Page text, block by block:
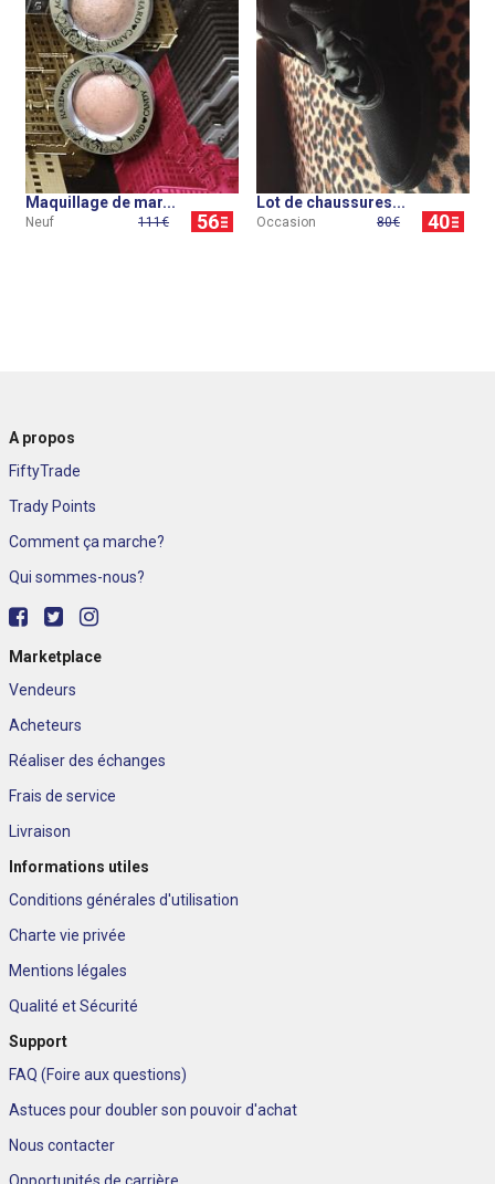
Maquillage de mar...
56
Neuf 111€
Lot de chaussures...
40
Occasion 80€
A propos
FiftyTrade
Trady Points
Comment ça marche?
Qui sommes-nous?
Marketplace
Vendeurs
Acheteurs
Réaliser des échanges
Frais de service
Livraison
Informations utiles
Conditions générales d'utilisation
Charte vie privée
Mentions légales
Qualité et Sécurité
Support
FAQ (Foire aux questions)
Astuces pour doubler son pouvoir d'achat
Nous contacter
Opportunités de carrière